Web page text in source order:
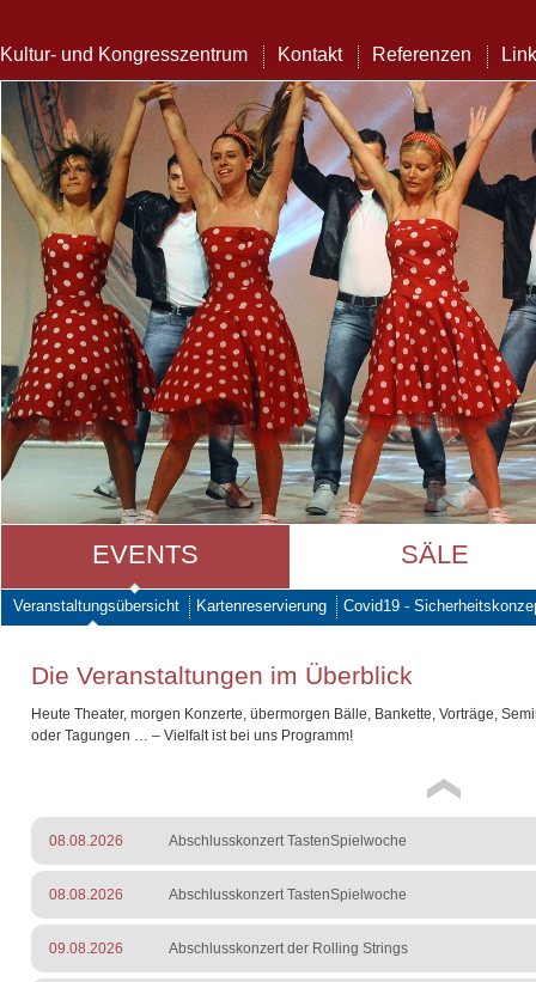
Kultur- und Kongresszentrum Kontakt Referenzen
EVENTS SÄLE
Veranstaltungsübersicht Kartenreservierung Covid19 -
Die Veranstaltungen im Überblick
Heute Theater, morgen Konzerte, übermorgen Bälle, Bankette, Vorträge,
oder Tagungen … – Vielfalt ist bei uns Programm!
08.08.2026 Abschlusskonzert TastenSpielwoche
08.08.2026 Abschlusskonzert TastenSpielwoche
09.08.2026 Abschlusskonzert der Rolling Strings